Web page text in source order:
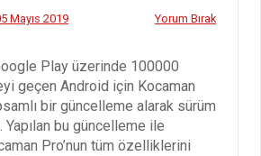
Mayıs 2019 Yorum Bırak
Play üzerinde 100000
geçen Android için Kocaman
bir güncelleme alarak sürüm
Yapılan bu güncelleme ile
Pro’nun tüm özelliklerini